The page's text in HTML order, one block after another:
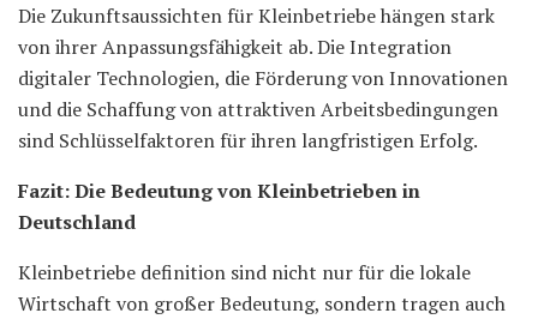
Die Zukunftsaussichten für Kleinbetriebe hängen stark
von ihrer Anpassungsfähigkeit ab. Die Integration
digitaler Technologien, die Förderung von Innovationen
und die Schaffung von attraktiven Arbeitsbedingungen
sind Schlüsselfaktoren für ihren langfristigen Erfolg.
Fazit: Die Bedeutung von Kleinbetrieben in
Deutschland
Kleinbetriebe definition sind nicht nur für die lokale
Wirtschaft von großer Bedeutung, sondern tragen auch